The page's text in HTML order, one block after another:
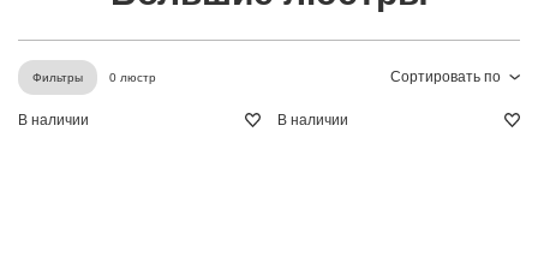
Сортировать по
Фильтры 0 люстр
В наличии В наличии